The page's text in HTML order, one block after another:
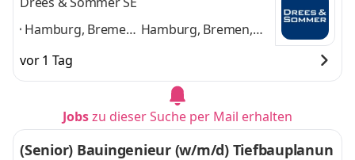
Hamburg, Bremen,
Berlin, Leipzig,
Münster, Dresden,
Frankfurt am Main,
Hamburg, Bremen,
Dresden, Wolfsburg,
Frankfurt am Main
und 8 weitere
vor 1 Tag
Jobszu dieser Suche per Mail erhalten
(Senior) Bauingenieur (w/m/d) Tiefbauplanun